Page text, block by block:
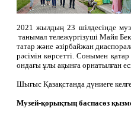
2021 жылдың 23 шілдесінде
танымал тележүргізуші Майя
татар және әзірбайжан
рәсімін көрсетті. Сонымен
ондағы ұлы ақынға орнатылған
Шығыс Қазақстанда дүниеге
Музей-қорықтың баспасөз